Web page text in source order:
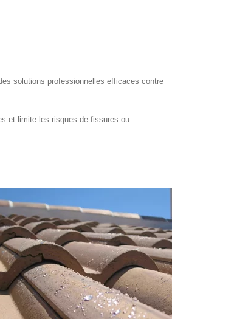
solutions professionnelles efficaces contre
et limite les risques de fissures ou